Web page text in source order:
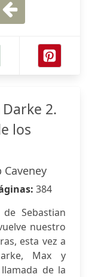
2.
los
Caveney
384
Sebastian
nuestro
esta vez a
Max y
de la